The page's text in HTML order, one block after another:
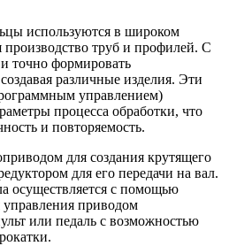
используются в широком
производство труб и профилей. С
точно формировать
различные изделия. Эти
управлением)
процесса обработки, что
и повторяемость.
для создания крутящего
для его передачи на вал.
осуществляется с помощью
приводом
или педаль с возможностью